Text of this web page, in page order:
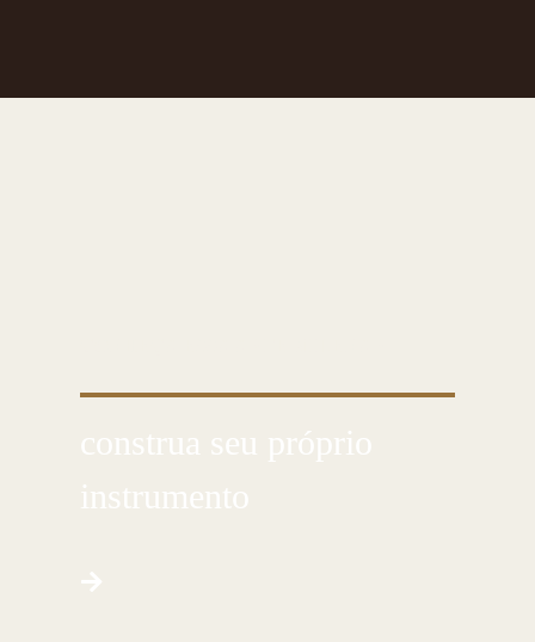
construa seu próprio
instrumento